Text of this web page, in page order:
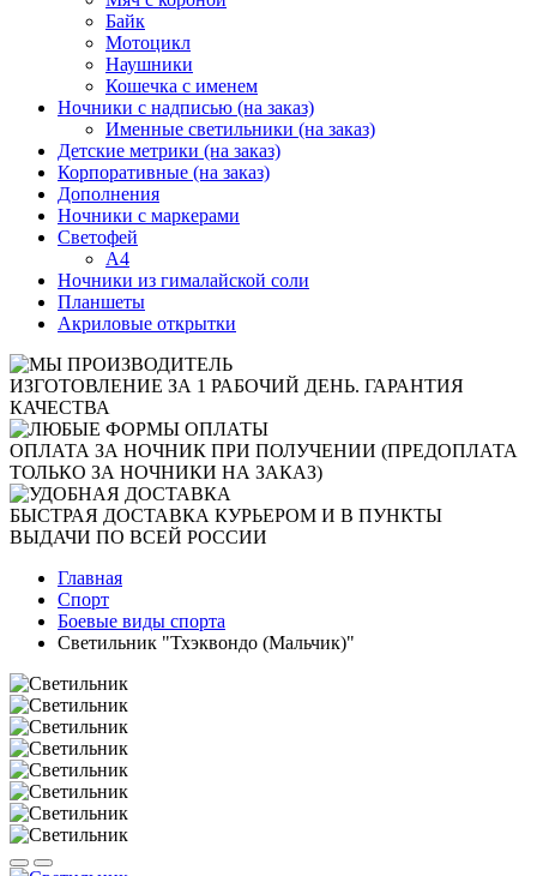
Байк
Мотоцикл
Наушники
Кошечка с именем
Ночники с надписью (на заказ)
Именные светильники (на заказ)
Детские метрики (на заказ)
Корпоративные (на заказ)
Дополнения
Ночники с маркерами
Светофей
А4
Ночники из гималайской соли
Планшеты
Акриловые открытки
ИЗГОТОВЛЕНИЕ ЗА 1 РАБОЧИЙ ДЕНЬ. ГАРАНТИЯ
КАЧЕСТВА
ОПЛАТА ЗА НОЧНИК ПРИ ПОЛУЧЕНИИ (ПРЕДОПЛАТА
ТОЛЬКО ЗА НОЧНИКИ НА ЗАКАЗ)
БЫСТРАЯ ДОСТАВКА КУРЬЕРОМ И В ПУНКТЫ
ВЫДАЧИ ПО ВСЕЙ РОССИИ
Главная
Спорт
Боевые виды спорта
Светильник "Тхэквондо (Мальчик)"